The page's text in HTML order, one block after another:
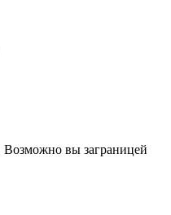
Возможно вы заграницей